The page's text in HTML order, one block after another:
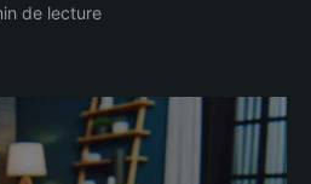
de lecture